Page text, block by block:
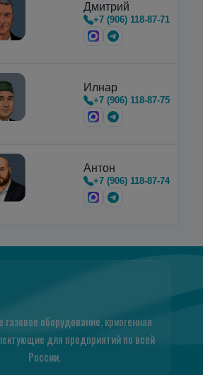
Дмитрий
+7 (906) 118-87-71
Илнар
+7 (906) 118-87-75
Антон
+7 (906) 118-87-74
оборудование, криогенная
для предприятий по всей
России.